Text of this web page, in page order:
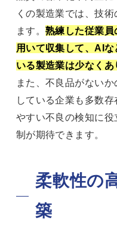
くの製造業では、技
ます。熟練した従業
用いて収集して、AI
いる製造業は少なくあ
また、不良品がない
している企業も多数
やすい不良の検知に
制が期待できます。
柔軟性の
築